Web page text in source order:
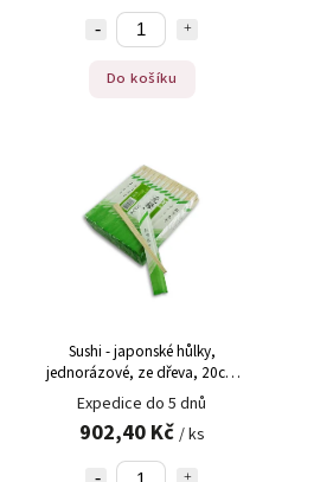
Do košíku
Sushi - japonské hůlky,
jednorázové, ze dřeva, 20cm
dlouhé, 100ks
Expedice do 5 dnů
902,40 Kč / ks